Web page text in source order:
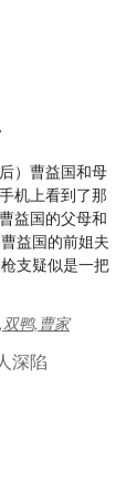
）曹益国和母
机上看到了那
益国的父母和
益国的前姐夫
支疑似是一把
鸭,曹家